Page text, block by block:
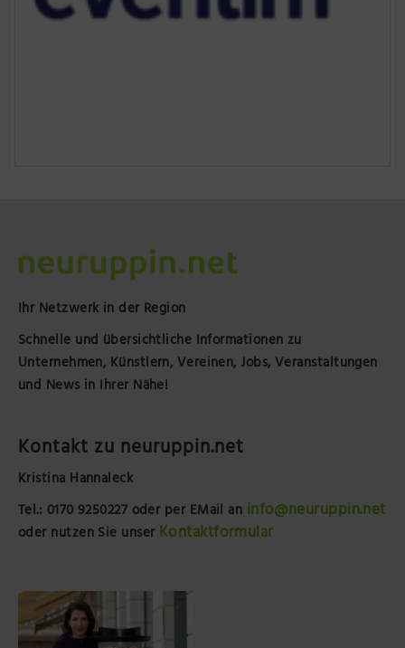
Ihr Netzwerk in der Region
Schnelle und übersichtliche Informationen zu
Unternehmen, Künstlern, Vereinen, Jobs, Veranstaltungen
und News in Ihrer Nähe!
Kontakt zu neuruppin.net
Kristina Hannaleck
Tel.: 0170 9250227 oder per EMail an info@neuruppin.net
oder nutzen Sie unser Kontaktformular